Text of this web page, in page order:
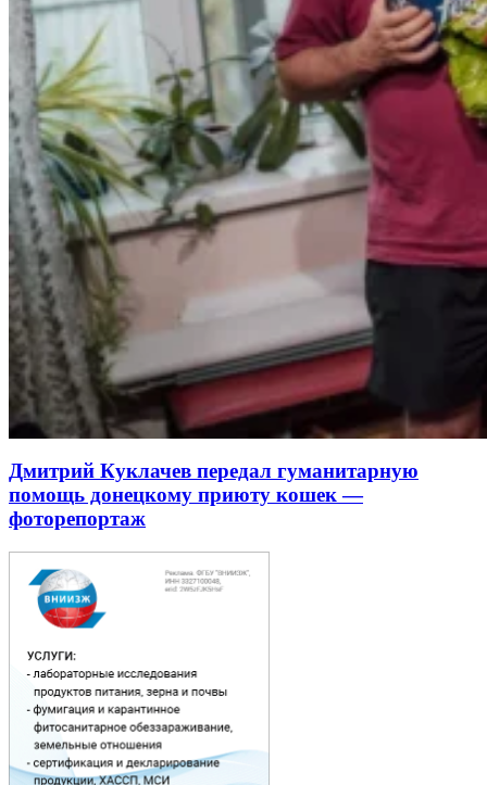
Дмитрий Куклачев передал гуманитарную
помощь донецкому приюту кошек —
фоторепортаж